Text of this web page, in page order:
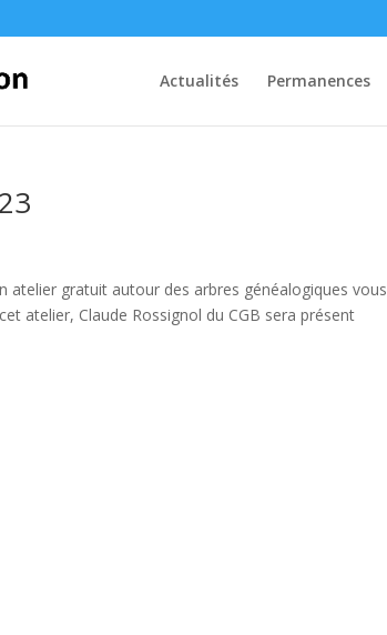
Actualités Permanences
atelier gratuit autour des arbres généalogiques vous
atelier, Claude Rossignol du CGB sera présent